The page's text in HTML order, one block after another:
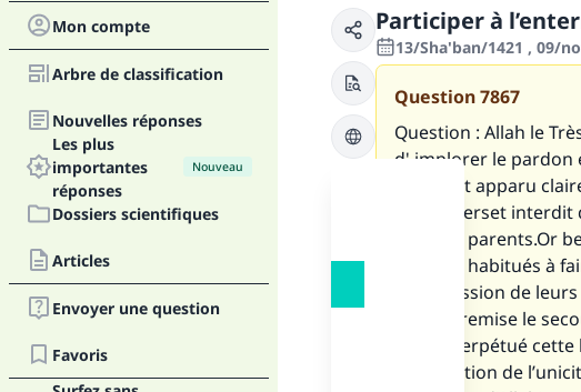
Mon compte
Arbre de classification
Nouvelles réponses
Les plus
importantes
réponses
Nouveau
Dossiers scientifiques
Articles
Envoyer une question
Favoris
Participer à
13/Sha'ban/1421 , 09/
Question7867
Question : Allah le
d' implorer le pardon
il leur est apparu
que ce verset
proches parents.Or
proches habitués à
l’intercession de
leur entremise le
ils ont perpétué
signification de